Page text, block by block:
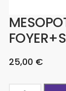
25,00 €